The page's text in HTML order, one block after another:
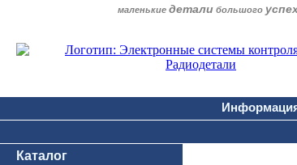
маленькие детали большого
Каталог